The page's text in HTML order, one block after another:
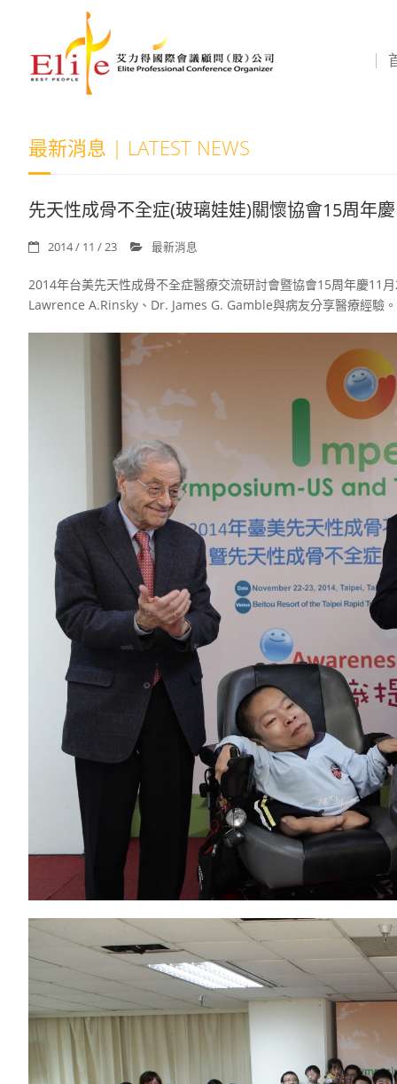
最新消息 | LATEST NEWS
先天性成骨不全症(玻璃娃娃)關懷協會15周年慶
2014 / 11 / 23 最新消息
2014年台美先天性成骨不全症醫療交流研討會暨協會15周年慶11
Lawrence A.Rinsky、Dr. James G. Gamble與病友分享醫療經驗。